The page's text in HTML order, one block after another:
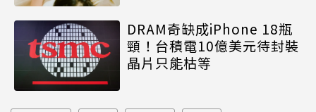
DRAM奇缺成iPhone 18瓶
頸！台積電10億美元待封裝
晶片只能枯等